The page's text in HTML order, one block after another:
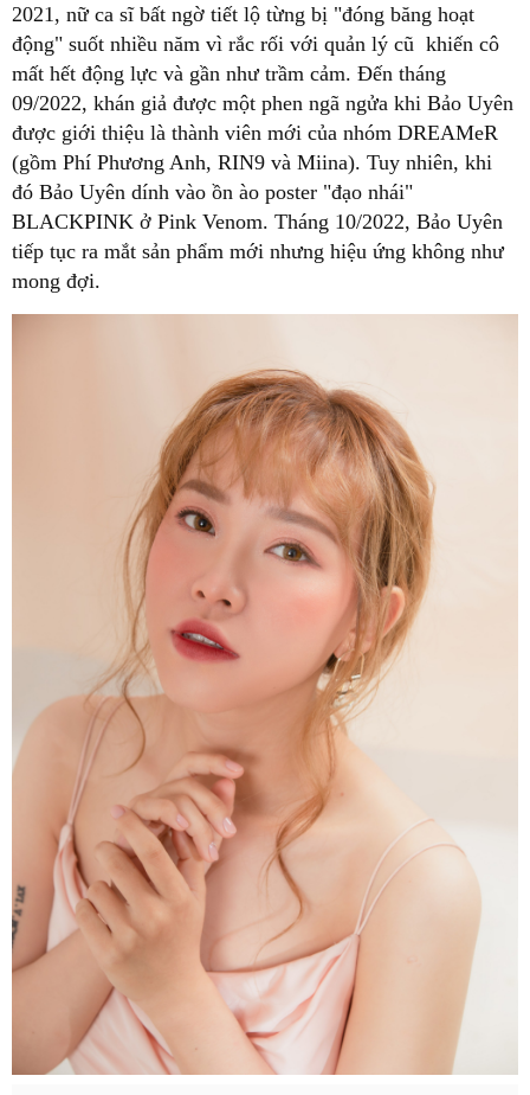
2021, nữ ca sĩ bất ngờ tiết lộ từng bị "đóng băng hoạt
động" suốt nhiều năm vì rắc rối với quản lý cũ khiến cô
mất hết động lực và gần như trầm cảm. Đến tháng
09/2022, khán giả được một phen ngã ngửa khi Bảo Uyên
được giới thiệu là thành viên mới của nhóm DREAMeR
(gồm Phí Phương Anh, RIN9 và Miina). Tuy nhiên, khi
đó Bảo Uyên dính vào ồn ào poster "đạo nhái"
BLACKPINK ở Pink Venom. Tháng 10/2022, Bảo Uyên
tiếp tục ra mắt sản phẩm mới nhưng hiệu ứng không như
mong đợi.